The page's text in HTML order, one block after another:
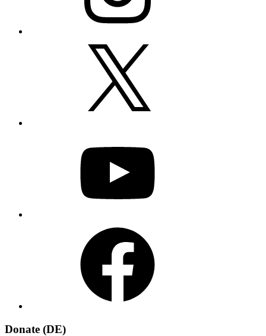
Donate (DE)